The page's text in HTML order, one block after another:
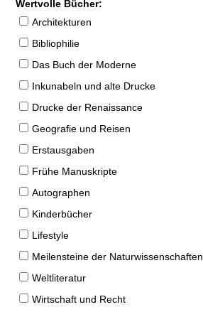
Wertvolle Bücher:
Architekturen
Bibliophilie
Das Buch der Moderne
Inkunabeln und alte Drucke
Drucke der Renaissance
Geografie und Reisen
Erstausgaben
Frühe Manuskripte
Autographen
Kinderbücher
Lifestyle
Meilensteine der Naturwissenschaften
Weltliteratur
Wirtschaft und Recht